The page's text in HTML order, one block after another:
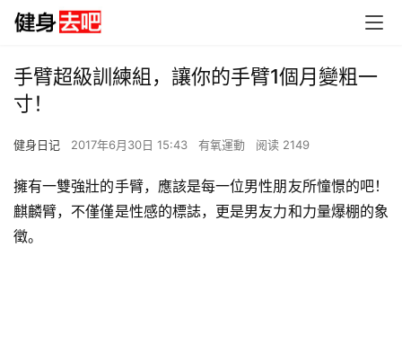
手臂超級訓練組，讓你的手臂1個月變粗一
寸！
健身日记 2017年6月30日 15:43 有氧運動 阅读 2149
擁有一雙強壯的手臂，應該是每一位男性朋友所憧憬的吧！
麒麟臂，不僅僅是性感的標誌，更是男友力和力量爆棚的象
徵。